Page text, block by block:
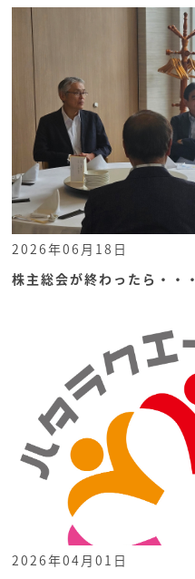
2026年06月18日
株主総会が終わったら・・・
2026年04月01日